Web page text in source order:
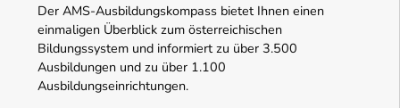
Der AMS-Ausbildungskompass bietet Ihnen einen
einmaligen Überblick zum österreichischen
Bildungssystem und informiert zu über 3.500
Ausbildungen und zu über 1.100
Ausbildungseinrichtungen.